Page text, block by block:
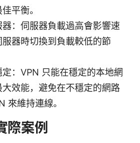
平衡。
：伺服器負載過高會影響速
器時切換到負載較低的節
：VPN 只能在穩定的本地網
效能，避免在不穩定的網路
來維持連線。
際案例